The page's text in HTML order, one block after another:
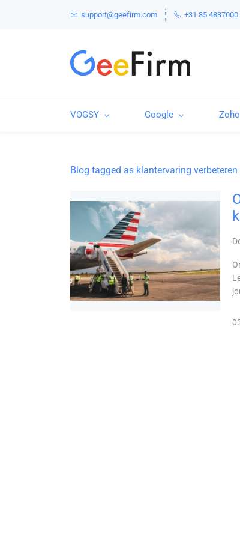
support@geefirm.com +31 85 4837000
VOGSY Google Zoho
Blog tagged as klantervaring verbeteren